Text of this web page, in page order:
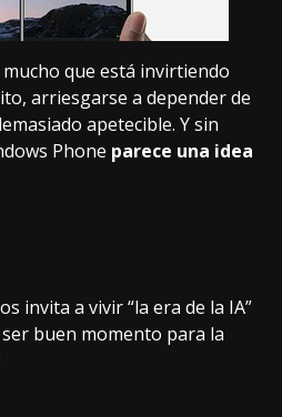
que está invirtiendo
arriesgarse a depender de
apetecible. Y sin
Phone parece una idea
invita a vivir “la era de la IA”
buen momento para la